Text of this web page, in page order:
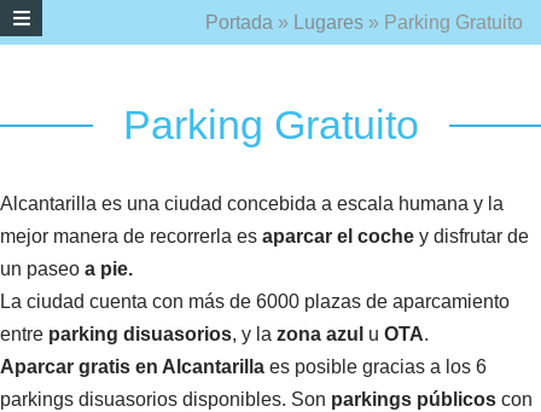
Portada » Lugares » Parking Gratuito
Parking Gratuito
Alcantarilla es una ciudad concebida a escala humana y la
mejor manera de recorrerla es aparcar el coche y disfrutar de
un paseo a pie.
La ciudad cuenta con más de 6000 plazas de aparcamiento
entre parking disuasorios, y la zona azul u OTA.
Aparcar gratis en Alcantarilla es posible gracias a los 6
parkings disuasorios disponibles. Son parkings públicos con